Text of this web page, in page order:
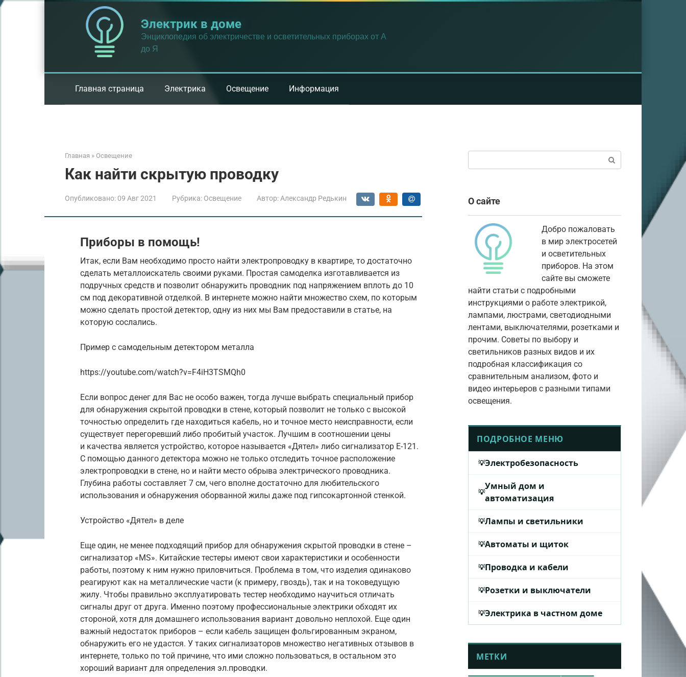
Перейти
Электрик в доме
Энциклопедия об электричестве и осветительных приборах от А
до Я
Главная страница Электрика Освещение Информация
Главная » Освещение
Как найти скрытую проводку
Опубликовано: 09 Авг 2021 Рубрика: Освещение Автор: Александр Редькин
Приборы в помощь!
Итак, если Вам необходимо просто найти электропроводку в квартире, то достаточно
сделать металлоискатель своими руками. Простая самоделка изготавливается из
подручных средств и позволит обнаружить проводник под напряжением вплоть до 10
см под декоративной отделкой. В интернете можно найти множество схем, по которым
можно сделать простой детектор, одну из них мы Вам предоставили в статье, на
которую сослались.
Пример с самодельным детектором металла
https://youtube.com/watch?v=F4iH3TSMQh0
Если вопрос денег для Вас не особо важен, тогда лучше выбрать специальный прибор
для обнаружения скрытой проводки в стене, который позволит не только с высокой
точностью определить где находиться кабель, но и точное место неисправности, если
существует перегоревший либо пробитый участок. Лучшим в соотношении цены
и качества является устройство, которое называется «Дятел» либо сигнализатор E-121.
С помощью данного детектора можно не только отследить точное расположение
электропроводки в стене, но и найти место обрыва электрического проводника.
Глубина работы составляет 7 см, чего вполне достаточно для любительского
использования и обнаружения оборванной жилы даже под гипсокартонной стенкой.
Устройство «Дятел» в деле
Еще один, не менее подходящий прибор для обнаружения скрытой проводки в стене –
сигнализатор «MS». Китайские тестеры имеют свои характеристики и особенности
работы, поэтому к ним нужно приловчиться. Проблема в том, что изделия одинаково
реагируют как на металлические части (к примеру, гвоздь), так и на токоведущую
жилу. Чтобы правильно эксплуатировать тестер необходимо научиться отличать
сигналы друг от друга. Именно поэтому профессиональные электрики обходят их
стороной, хотя для домашнего использования вариант довольно неплохой. Еще один
важный недостаток приборов – если кабель защищен фольгированным экраном,
обнаружить его не удастся. У таких сигнализаторов множество негативных отзывов в
интернете, только по той причине, что ими сложно пользоваться, в остальном это
хороший вариант для определения эл.проводки.
О сайте
Добро пожаловать
в мир электросетей
и осветительных
приборов. На этом
сайте вы сможете
найти статьи с подробными
инструкциями о работе электрикой,
лампами, люстрами, светодиодными
лентами, выключателями, розетками и
прочим. Советы по выбору и
светильников разных видов и их
подробная классификация со
сравнительным анализом, фото и
видео интерьеров с разными типами
освещения.
ПОДРОБНОЕ МЕНЮ
Электробезопасность
Умный дом и
автоматизация
Лампы и светильники
Автоматы и щиток
Проводка и кабели
Розетки и выключатели
Электрика в частном доме
МЕТКИ